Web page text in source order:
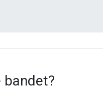
bandet?